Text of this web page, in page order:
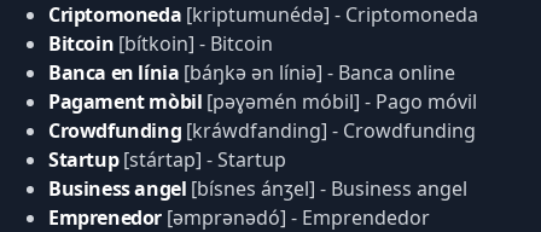
Criptomoneda [kriptumunédə] - Criptomoneda
Bitcoin [bítkoin] - Bitcoin
Banca en línia [báŋkə ən líniə] - Banca online
Pagament mòbil [pəɣəmén móbil] - Pago móvil
Crowdfunding [kráwdfanding] - Crowdfunding
Startup[stártap] - Startup
Business angel [bísnes ánʒel] - Business angel
Emprenedor [əmprənədó] - Emprendedor